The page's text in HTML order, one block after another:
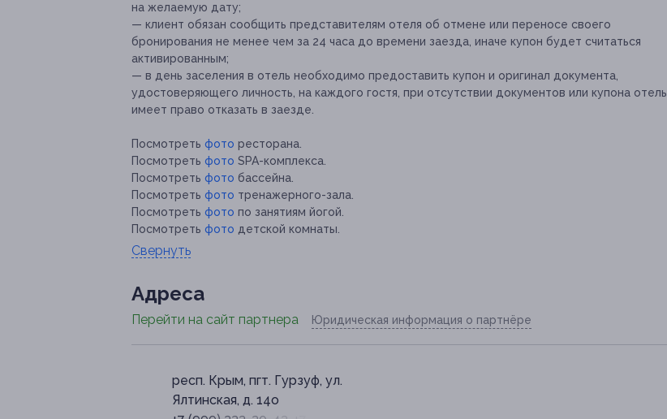
на желаемую дату;
— клиент обязан сообщить представителям отеля об отмене или переносе своего
бронирования не менее чем за 24 часа до времени заезда, иначе купон будет считаться
активированным;
— в день заселения в отель необходимо предоставить купон и оригинал документа,
удостоверяющего личность, на каждого гостя, при отсутствии документов или купона отель
имеет право отказать в заезде.
Посмотреть фото ресторана.
Посмотреть фото SPA-комплекса.
Посмотреть фото бассейна.
Посмотреть фото тренажерного-зала.
Посмотреть фото по занятиям йогой.
Посмотреть фото детской комнаты.
Свернуть
Адресa
Перейти на сайт партнера Юридическая информация о партнёре
респ. Крым, пгт. Гурзуф, ул.
Ялтинская, д. 14о